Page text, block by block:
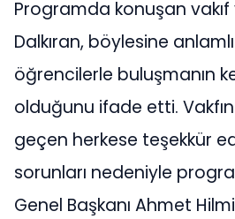
Programda konuşan
Dalkıran, böylesine
öğrencilerle buluşmanın
olduğunu ifade etti.
geçen herkese teşekkür
sorunları nedeniyle
Genel Başkanı Ahmet